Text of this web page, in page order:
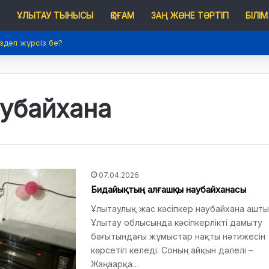
ҰЛЫТАУ ТЫНЫСЫ ҚОҒАМ ЗАҢ ЖӘНЕ ТӘРТІП БІЛІМ
жүрсіз бе?
07.04.2026
Бидайықтың алғашқы наубайханасы
Ұлытаулық жас кәсіпкер наубайхана ашты
Ұлытау облысында кәсіпкерлікті дамыту
бағытындағы жұмыстар нақты нәтижесін
көрсетіп келеді. Соның айқын дәлелі –
Жаңаарқа…